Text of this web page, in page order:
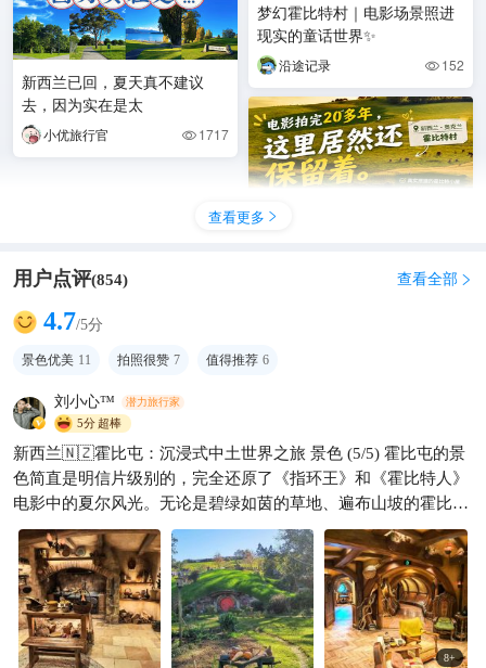
新西兰已回，夏天真不建议
去，因为实在是太
小优旅行官  1717
梦幻霍比特村｜电影场景照进
现实的童话世界✨
沿途记录  152
查看更多 
用户点评(854) 查看全部 
4.7/5分
景色优美 11 拍照很赞 7 值得推荐 6
刘小心™ 潜力旅行家
5分超棒
新西兰🇳🇿霍比屯：沉浸式中土世界之旅 景色 (5/5) 霍比屯的景
色简直是明信片级别的，完全还原了《指环王》和《霍比特人》
电影中的夏尔风光。无论是碧绿如茵的草地、遍布山坡的霍比特
洞穴，还是精心打理的花园和农作物，都让人感觉仿佛真的走进
了中土世界。阳光下的霍比特洞穴色彩鲜明，与周围的自然环境
完美融合，每一个角度都美不胜收。特别喜欢那标志性的圆形门
和窗户，充满了童话色彩。 趣味 (4/5) 作为电影爱好者，霍比屯
的趣味性极高。导游会带领游客穿梭于各个霍比特洞穴之间，讲
解电影拍摄的趣闻和细节，让整个游览过程生动有趣。能够亲身
8+